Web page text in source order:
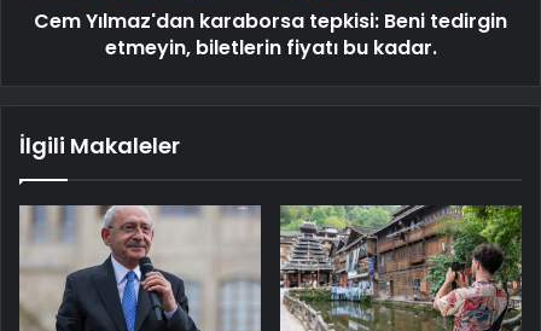
Cem Yılmaz'dan karaborsa tepkisi: Beni tedirgin
etmeyin, biletlerin fiyatı bu kadar.
İlgili Makaleler